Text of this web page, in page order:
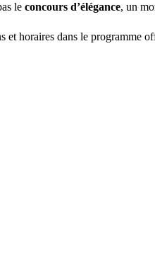
le concours d’élégance, un
et horaires dans le programme